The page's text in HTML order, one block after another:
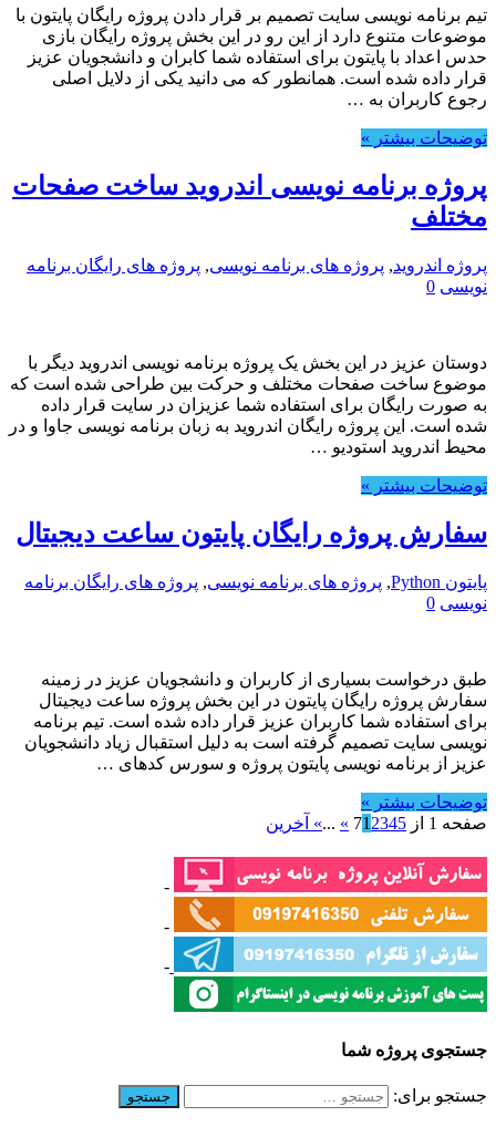
تیم برنامه نویسی سایت تصمیم بر قرار دادن پروژه رایگان پایتون با
موضوعات متنوع دارد از این رو در این بخش پروژه رایگان بازی
حدس اعداد با پایتون برای استفاده شما کابران و دانشجویان عزیز
قرار داده شده است. همانطور که می دانید یکی از دلایل اصلی
رجوع کاربران به …
توضیحات بیشتر »
پروژه برنامه نویسی اندروید ساخت صفحات
مختلف
پروژه اندروید, پروژه های برنامه نویسی, پروژه های رایگان برنامه
نویسی 0
دوستان عزیز در این بخش یک پروژه برنامه نویسی اندروید دیگر با
موضوع ساخت صفحات مختلف و حرکت بین طراحی شده است که
به صورت رایگان برای استفاده شما عزیزان در سایت قرار داده
شده است. این پروژه رایگان اندروید به زبان برنامه نویسی جاوا و در
محیط اندروید استودیو …
توضیحات بیشتر »
سفارش پروژه رایگان پایتون ساعت دیجیتال
پایتون Python , پروژه های برنامه نویسی, پروژه های رایگان برنامه
نویسی 0
طبق درخواست بسیاری از کاربران و دانشجویان عزیز در زمینه
سفارش پروژه رایگان پایتون در این بخش پروژه ساعت دیجیتال
برای استفاده شما کاربران عزیز قرار داده شده است. تیم برنامه
نویسی سایت تصمیم گرفته است به دلیل استقبال زیاد دانشجویان
عزیز از برنامه نویسی پایتون پروژه و سورس کدهای …
توضیحات بیشتر »
صفحه 1 از 7
1 2345
»
...» آخرین
-
-
-
جستجوی پروژه شما
جستجو برای: